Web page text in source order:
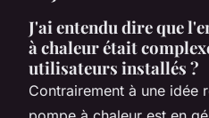
J'ai entendu dire que
à chaleur était
utilisateurs installés ?
Contrairement à une idée